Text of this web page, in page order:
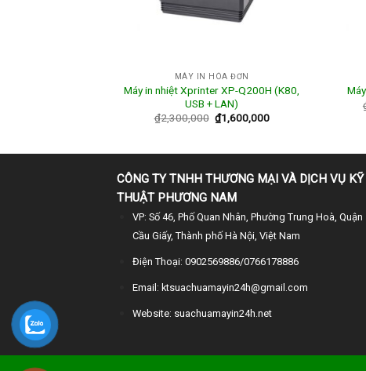
MÁY IN HÓA ĐƠN
Máy in nhiệt Xprinter XP-Q200H (K80,
USB + LAN)
₫2,300,000 ₫1,600,000
CÔNG TY TNHH THƯƠNG MẠI VÀ DỊCH VỤ KỸ
THUẬT PHƯƠNG NAM
VP: Số 46, Phố Quan Nhân, Phường Trung Hoà, Quận
Cầu Giấy, Thành phố Hà Nội, Việt Nam
Điện Thoại: 0902569886/0766178886
Email: ktsuachuamayin24h@gmail.com
Website: suachuamayin24h.net